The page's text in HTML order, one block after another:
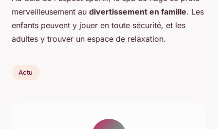
merveilleusement au divertissement en famille. Les
enfants peuvent y jouer en toute sécurité, et les
adultes y trouver un espace de relaxation.
Actu